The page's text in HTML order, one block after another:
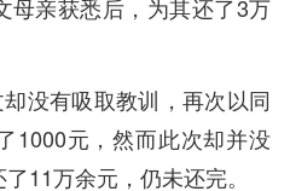
母亲获悉后，为其还了3万
没有吸取教训，再次以同
1000元，然而此次却并没
11万余元，仍未还完。